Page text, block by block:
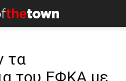
τα
του ΕΦΚΑ με